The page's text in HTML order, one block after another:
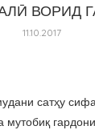
ВОРИД
11.10.2017
сатҳу